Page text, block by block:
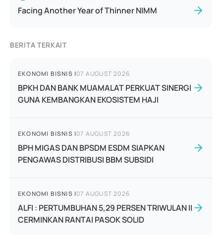
Facing Another Year of Thinner NIMM
BERITA TERKAIT
EKONOMI BISNIS |07 AUGUST 2026
BPKH DAN BANK MUAMALAT PERKUAT SINERGI
GUNA KEMBANGKAN EKOSISTEM HAJI
EKONOMI BISNIS |07 AUGUST 2026
BPH MIGAS DAN BPSDM ESDM SIAPKAN
PENGAWAS DISTRIBUSI BBM SUBSIDI
EKONOMI BISNIS |07 AUGUST 2026
ALFI : PERTUMBUHAN 5,29 PERSEN TRIWULAN II
CERMINKAN RANTAI PASOK SOLID